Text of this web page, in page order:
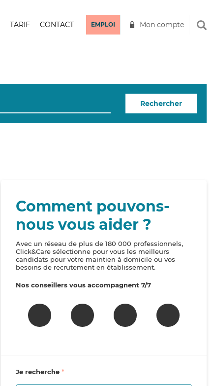
TARIF CONTACT EMPLOI Mon compte
Rechercher
Comment pouvons-
nous vous aider ?
Avec un réseau de plus de 180 000 professionnels,
Click&Care sélectionne pour vous les meilleurs
candidats pour votre maintien à domicile ou vos
besoins de recrutement en établissement.
Nos conseillers vous accompagnent 7/7
Je recherche